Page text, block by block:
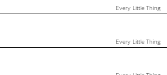
Every Little Thing
Every Little Thing